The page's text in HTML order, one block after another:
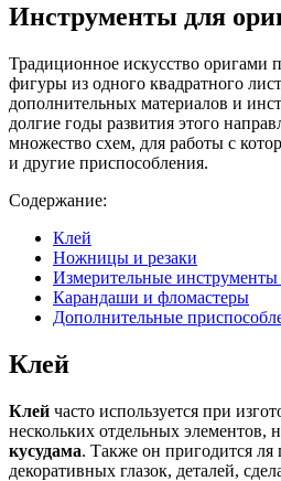
Инструменты для
Традиционное искусство оригами
фигуры из одного квадратного
дополнительных материалов и
долгие годы развития этого
множество схем, для работы с
и другие приспособления.
Содержание:
Клей
Ножницы и резаки
Измерительные
Карандаши и фломастеры
Дополнительные
Клей
Клей часто используется при
нескольких отдельных элементов,
кусудама. Также он пригодится ля
декоративных глазок, деталей,